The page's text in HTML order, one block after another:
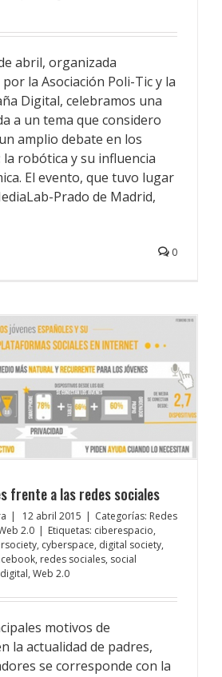
abril, organizada
la Asociación Poli-Tic y la
Digital, celebramos una
a un tema que considero
amplio debate en los
robótica y su influencia
El evento, que tuvo lugar
Prado de Madrid,
0
frente a las redes sociales
| 12 abril 2015 | Categorías: Redes
2.0 | Etiquetas: ciberespacio,
, cyberspace, digital society,
, redes sociales, social
, Web 2.0
motivos de
la actualidad de padres,
se corresponde con la